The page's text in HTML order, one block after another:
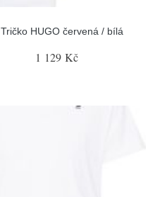
Tričko HUGO červená / bílá
1 129 Kč